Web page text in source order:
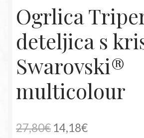
Ogrlica
deteljica s
Swarovski®
multicolour
27,80€ Izvirna
14,18€Trenutna